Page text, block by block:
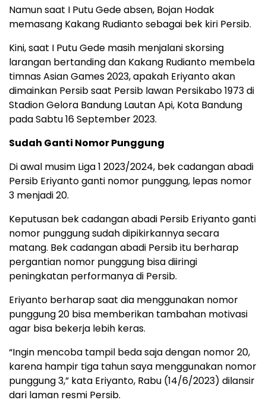
Namun saat I Putu Gede absen, Bojan Hodak
memasang Kakang Rudianto sebagai bek kiri Persib.
Kini, saat I Putu Gede masih menjalani skorsing
larangan bertanding dan Kakang Rudianto membela
timnas Asian Games 2023, apakah Eriyanto akan
dimainkan Persib saat Persib lawan Persikabo 1973 di
Stadion Gelora Bandung Lautan Api, Kota Bandung
pada Sabtu 16 September 2023.
Sudah Ganti Nomor Punggung
Di awal musim Liga 1 2023/2024, bek cadangan abadi
Persib Eriyanto ganti nomor punggung, lepas nomor
3 menjadi 20.
Keputusan bek cadangan abadi Persib Eriyanto ganti
nomor punggung sudah dipikirkannya secara
matang. Bek cadangan abadi Persib itu berharap
pergantian nomor punggung bisa diiringi
peningkatan performanya di Persib.
Eriyanto berharap saat dia menggunakan nomor
punggung 20 bisa memberikan tambahan motivasi
agar bisa bekerja lebih keras.
“Ingin mencoba tampil beda saja dengan nomor 20,
karena hampir tiga tahun saya menggunakan nomor
punggung 3,” kata Eriyanto, Rabu (14/6/2023) dilansir
dari laman resmi Persib.